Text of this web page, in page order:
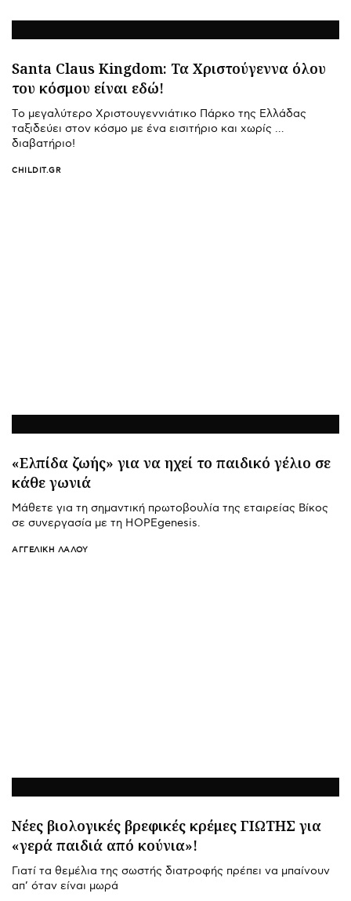
Santa Claus Kingdom: Τα Χριστούγεννα όλου
του κόσμου είναι εδώ!
Tο μεγαλύτερο Χριστουγεννιάτικο Πάρκο της Ελλάδας
ταξιδεύει στον κόσμο με ένα εισιτήριο και χωρίς …
διαβατήριο!
CHILDIT.GR
«Ελπίδα ζωής» για να ηχεί το παιδικό γέλιο σε
κάθε γωνιά
Μάθετε για τη σημαντική πρωτοβουλία της εταιρείας Βίκος
σε συνεργασία με τη HOPEgenesis.
ΑΓΓΕΛΙΚΉ ΛΆΛΟΥ
Νέες βιολογικές βρεφικές κρέμες ΓΙΩΤΗΣ για
«γερά παιδιά από κούνια»!
Γιατί τα θεμέλια της σωστής διατροφής πρέπει να μπαίνουν
απ’ όταν είναι μωρά